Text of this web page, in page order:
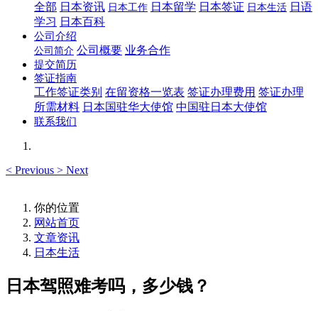
全部 日本资讯 日本工作 日本留学 日本签证 日本生活 日语
学习 日本百科
公司介绍
公司简介 公司概要 业务合作
提交简历
签证指南
工作签证类别 在留资格一览表 签证办理费用 签证办理
所需材料 日本国驻华大使馆 中国驻日本大使馆
联系我们
< Previous > Next
你的位置
网站首页
文章资讯
日本生活
日本驾照难考吗，多少钱？